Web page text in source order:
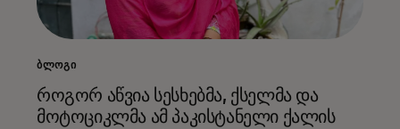
ᲑᲚᲝᲒᲘ
როგორ აწვია სესხებმა, ქსელმა და
მოტოციკლმა ამ პაკისტანელი ქალის